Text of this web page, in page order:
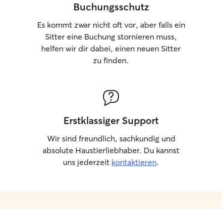
Buchungsschutz
Es kommt zwar nicht oft vor, aber falls ein
Sitter eine Buchung stornieren muss,
helfen wir dir dabei, einen neuen Sitter
zu finden.
Erstklassiger Support
Wir sind freundlich, sachkundig und
absolute Haustierliebhaber. Du kannst
uns jederzeit kontaktieren.